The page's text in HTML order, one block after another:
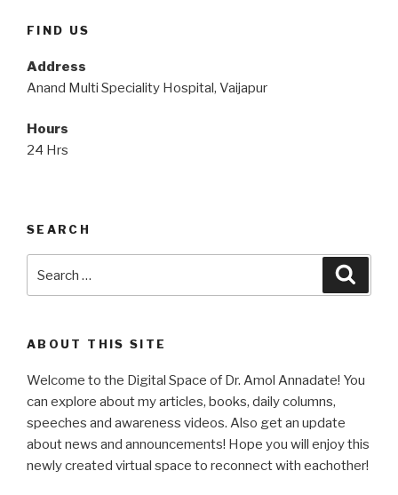
FIND US
Address
Anand Multi Speciality Hospital, Vaijapur
Hours
24 Hrs
SEARCH
for:
ABOUT THIS SITE
Welcome to the Digital Space of Dr. Amol Annadate! You
can explore about my articles, books, daily columns,
speeches and awareness videos. Also get an update
about news and announcements! Hope you will enjoy this
newly created virtual space to reconnect with eachother!